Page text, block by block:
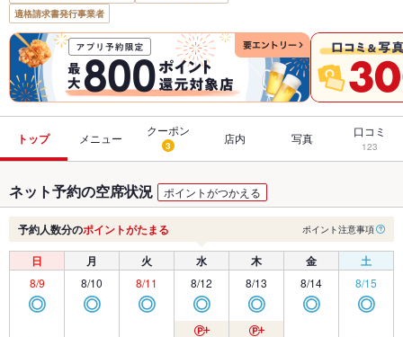
適格請求書発行事業者
トップ メニュー
クーポン
3 店内 写真 口コミ
123
ネット予約の空席状況 ポイントがつかえる
予約人数分のポイントがたまる ポイント注意事項
日 月 火 水 木 金 土
8/9
◎
8/10
◎
8/11
◎
8/12
◎
8/13
◎
8/14
◎
8/15
◎